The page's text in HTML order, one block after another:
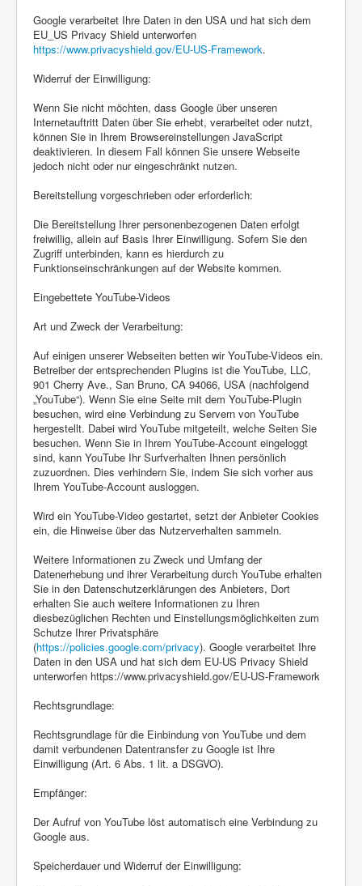
Google verarbeitet Ihre Daten in den USA und hat sich dem
EU_US Privacy Shield unterworfen
https://www.privacyshield.gov/EU-US-Framework.
Widerruf der Einwilligung:
Wenn Sie nicht möchten, dass Google über unseren
Internetauftritt Daten über Sie erhebt, verarbeitet oder nutzt,
können Sie in Ihrem Browsereinstellungen JavaScript
deaktivieren. In diesem Fall können Sie unsere Webseite
jedoch nicht oder nur eingeschränkt nutzen.
Bereitstellung vorgeschrieben oder erforderlich:
Die Bereitstellung Ihrer personenbezogenen Daten erfolgt
freiwillig, allein auf Basis Ihrer Einwilligung. Sofern Sie den
Zugriff unterbinden, kann es hierdurch zu
Funktionseinschränkungen auf der Website kommen.
Eingebettete YouTube-Videos
Art und Zweck der Verarbeitung:
Auf einigen unserer Webseiten betten wir YouTube-Videos ein.
Betreiber der entsprechenden Plugins ist die YouTube, LLC,
901 Cherry Ave., San Bruno, CA 94066, USA (nachfolgend
„YouTube“). Wenn Sie eine Seite mit dem YouTube-Plugin
besuchen, wird eine Verbindung zu Servern von YouTube
hergestellt. Dabei wird YouTube mitgeteilt, welche Seiten Sie
besuchen. Wenn Sie in Ihrem YouTube-Account eingeloggt
sind, kann YouTube Ihr Surfverhalten Ihnen persönlich
zuzuordnen. Dies verhindern Sie, indem Sie sich vorher aus
Ihrem YouTube-Account ausloggen.
Wird ein YouTube-Video gestartet, setzt der Anbieter Cookies
ein, die Hinweise über das Nutzerverhalten sammeln.
Weitere Informationen zu Zweck und Umfang der
Datenerhebung und ihrer Verarbeitung durch YouTube erhalten
Sie in den Datenschutzerklärungen des Anbieters, Dort
erhalten Sie auch weitere Informationen zu Ihren
diesbezüglichen Rechten und Einstellungsmöglichkeiten zum
Schutze Ihrer Privatsphäre
(https://policies.google.com/privacy). Google verarbeitet Ihre
Daten in den USA und hat sich dem EU-US Privacy Shield
unterworfen https://www.privacyshield.gov/EU-US-Framework
Rechtsgrundlage:
Rechtsgrundlage für die Einbindung von YouTube und dem
damit verbundenen Datentransfer zu Google ist Ihre
Einwilligung (Art. 6 Abs. 1 lit. a DSGVO).
Empfänger:
Der Aufruf von YouTube löst automatisch eine Verbindung zu
Google aus.
Speicherdauer und Widerruf der Einwilligung: